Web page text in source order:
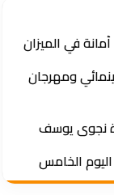
في الميزان
ومهرجان
نجوى يوسف
الخامس